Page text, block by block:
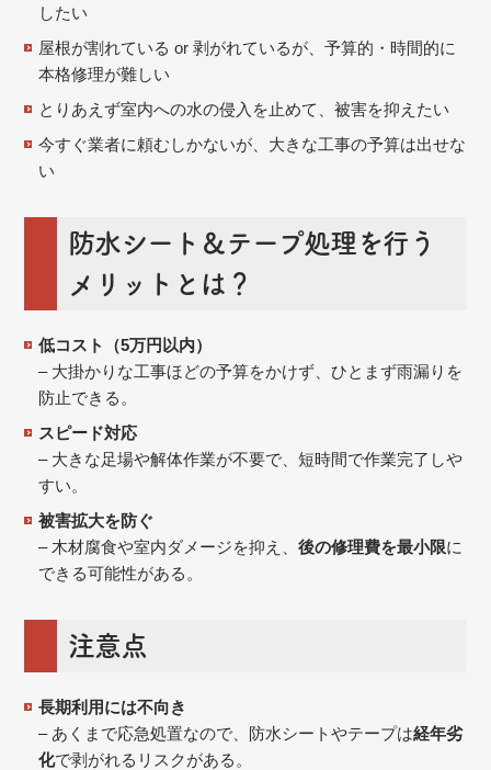
したい
屋根が割れている or 剥がれているが、予算的・時間的に
本格修理が難しい
とりあえず室内への水の侵入を止めて、被害を抑えたい
今すぐ業者に頼むしかないが、大きな工事の予算は出せな
い
防水シート＆テープ処理を行う
メリットとは？
低コスト（5万円以内）
– 大掛かりな工事ほどの予算をかけず、ひとまず雨漏りを
防止できる。
スピード対応
– 大きな足場や解体作業が不要で、短時間で作業完了しや
すい。
被害拡大を防ぐ
– 木材腐食や室内ダメージを抑え、後の修理費を最小限に
できる可能性がある。
注意点
長期利用には不向き
– あくまで応急処置なので、防水シートやテープは経年劣
化で剥がれるリスクがある。